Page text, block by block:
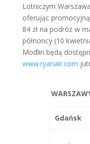
Lotniczym
oferując
84 zł na podróż w
półnoncy (10
Modlin będą
www.ryanair.com